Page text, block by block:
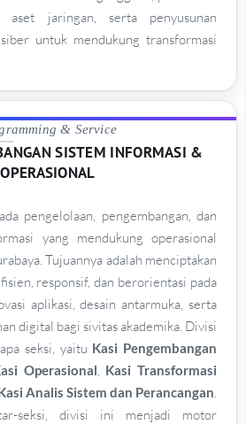
aset jaringan, serta penyusunan
untuk mendukung transformasi
& Service
SISTEM INFORMASI &
OPERASIONAL
pengelolaan, pengembangan, dan
yang mendukung operasional
Tujuannya adalah menciptakan
responsif, dan berorientasi pada
aplikasi, desain antarmuka, serta
digital bagi sivitas akademika. Divisi
seksi, yaitu Kasi Pengembangan
Operasional, Kasi Transformasi
Analis Sistem dan Perancangan.
seksi, divisi ini menjadi motor